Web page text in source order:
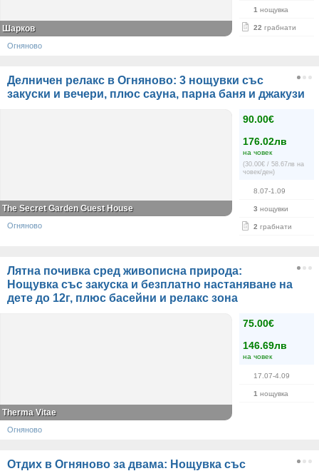
1 нощувка
22 грабнати
Шарков
Огняново
Делничен релакс в Огняново: 3 нощувки със
закуски и вечери, плюс сауна, парна баня и джакузи
90.00€
176.02лв
на човек
(30.00€ / 58.67лв на
човек/ден)
8.07-1.09
3 нощувки
2 грабнати
The Secret Garden Guest House
Огняново
Лятна почивка сред живописна природа:
Нощувка със закуска и безплатно настаняване на
дете до 12г, плюс басейни и релакс зона
75.00€
146.69лв
на човек
17.07-4.09
1 нощувка
Therma Vitae
Огняново
Отдих в Огняново за двама: Нощувка със